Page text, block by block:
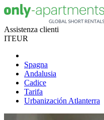
Assistenza clienti
ITEUR
Spagna
Andalusia
Cadice
Tarifa
Urbanización Atlanterra